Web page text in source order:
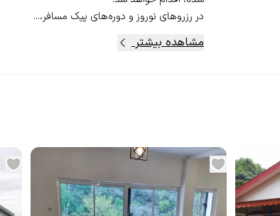
در رزروهای نوروز و دوره‌های پیک مسافر،...
مشاهده بیشتر